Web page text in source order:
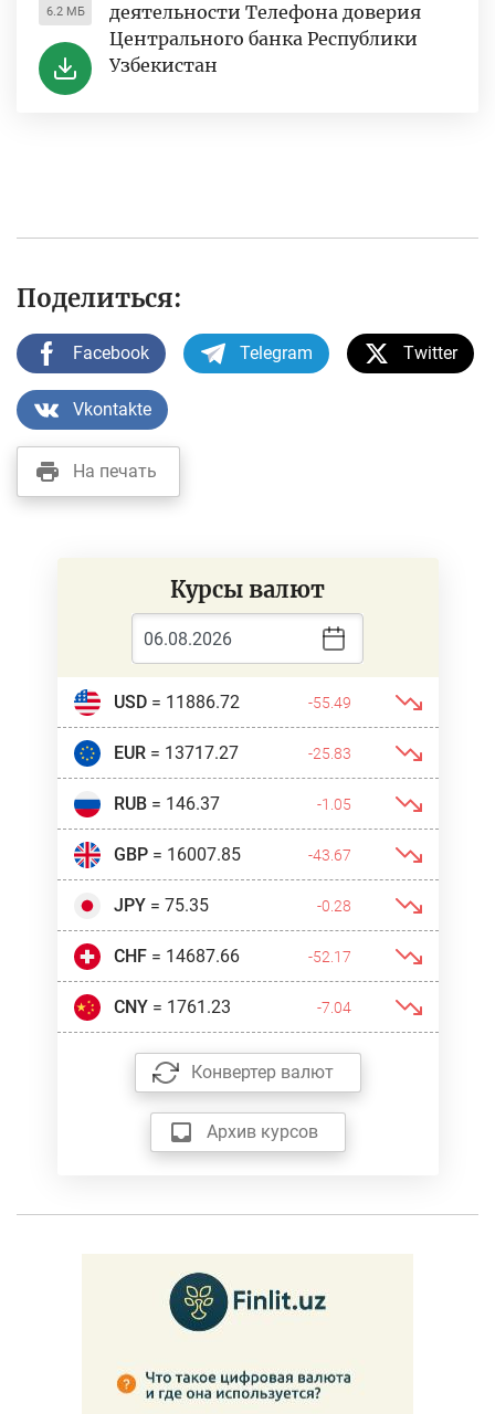
6.2 МБ
деятельности Телефона доверия
Центрального банка Республики
Узбекистан
Поделиться:
Facebook Telegram Twitter
Vkontakte
На печать
Курсы валют
USD= 11886.72 -55.49
EUR= 13717.27 -25.83
RUB= 146.37 -1.05
GBP= 16007.85 -43.67
JPY= 75.35 -0.28
CHF= 14687.66 -52.17
CNY= 1761.23 -7.04
Конвертер валют
Архив курсов